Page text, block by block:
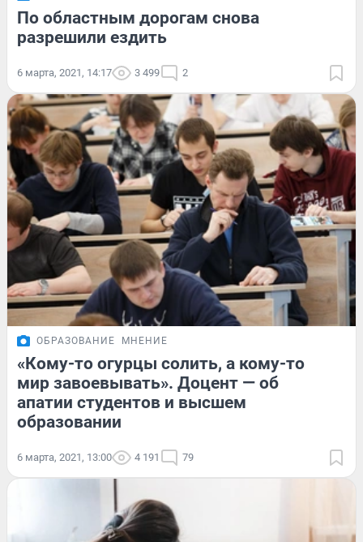
По областным дорогам снова
разрешили ездить
6 марта, 2021, 14:17 3 499 2
ОБРАЗОВАНИЕ МНЕНИЕ
«Кому-то огурцы солить, а кому-то
мир завоевывать». Доцент — об
апатии студентов и высшем
образовании
6 марта, 2021, 13:00 4 191 79